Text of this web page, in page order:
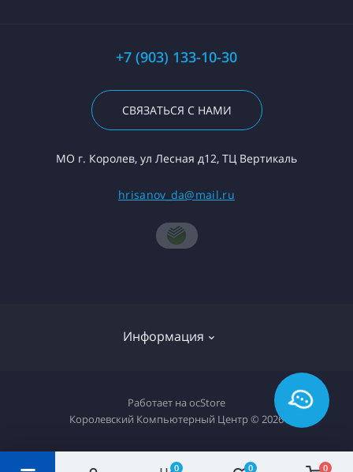
0 0 0
+7 (903) 133-10-30
СВЯЗАТЬСЯ С НАМИ
МО г. Королев, ул Лесная д12, ТЦ Вертикаль
hrisanov_da@mail.ru
Информация
О компании
Доставка товара
Политика конфиденциальности
Работает на ocStore
Королевский Компьютерный Центр © 2026